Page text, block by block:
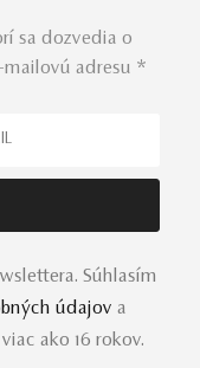
sa dozvedia o
adresu *
Súhlasím
údajov a
ako 16 rokov.